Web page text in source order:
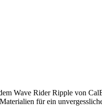
Wave Rider Ripple von
für ein